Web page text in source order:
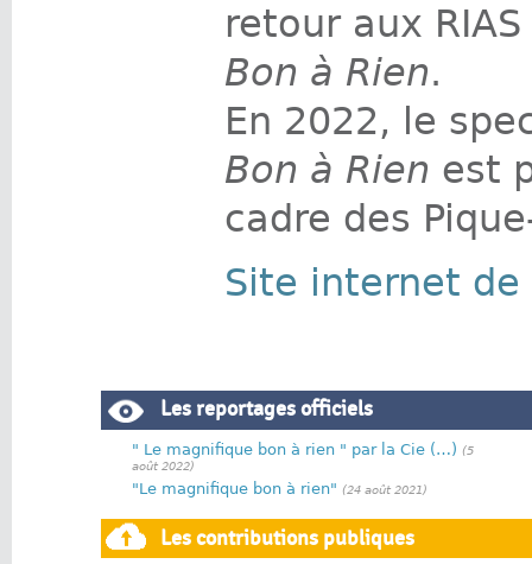
retour aux
Bon à Rien.
En 2022, le
Bon à Rien est
cadre des
Site internet
Les reportages officiels
" Le magnifique bon à rien " par la Cie (…) (5
août 2022)
"Le magnifique bon à rien" (24 août 2021)
Les contributions publiques